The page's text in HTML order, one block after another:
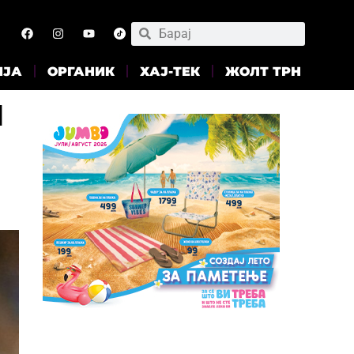
ОРГАНИК ХАЈ-ТЕК ЖОЛТ ТРН